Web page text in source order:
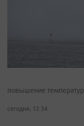
повышение температур
сегодня, 12:34